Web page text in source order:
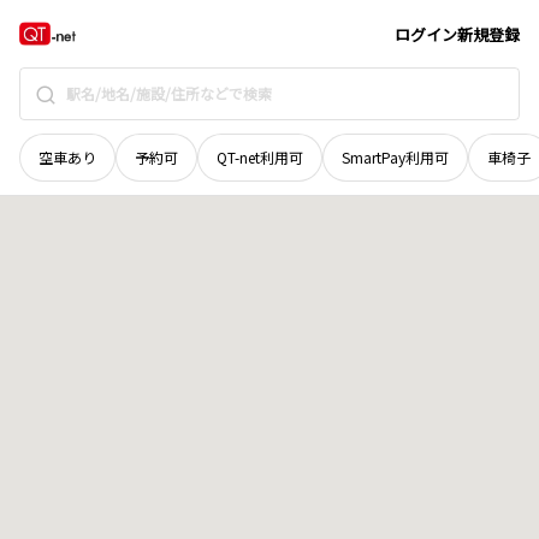
ログイン新規登録
空車あり 予約可 QT-net利用可 SmartPay利用可 車椅子
山口県